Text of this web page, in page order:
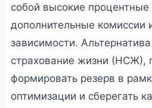
собой высокие процентные
дополнительные комиссии
зависимости.
страхование жизни (НСЖ),
формировать резерв в
оптимизации и сберегать